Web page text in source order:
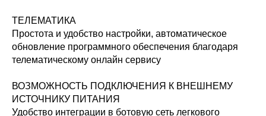
ТЕЛЕМАТИКА
Простота и удобство настройки, автоматическое
обновление программного обеспечения благодаря
телематическому онлайн сервису
ВОЗМОЖНОСТЬ ПОДКЛЮЧЕНИЯ К ВНЕШНЕМУ
ИСТОЧНИКУ ПИТАНИЯ
Удобство интеграции в ботовую сеть легкового